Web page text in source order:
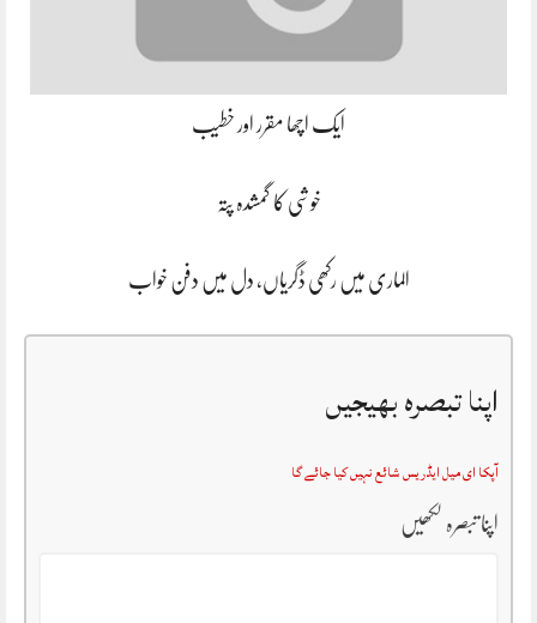
ایک اچھا مقرر اور خطیب
خوشی کا گمشدہ پتہ
الماری میں رکھی ڈگریاں، دل میں دفن خواب
اپنا تبصرہ بھیجیں
آپکا ای میل ایڈریس شائع نہیں کیا جائے گا
اپنا تبصرہ لکھیں